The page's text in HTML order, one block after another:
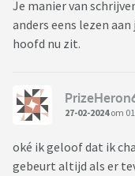
Je manier van
anders eens lezen
hoofd nu zit.
27-02-2024om
oké ik geloof dat ik
gebeurt altijd als er